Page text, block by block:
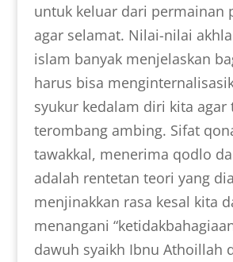
untuk keluar dari permainan
agar selamat. Nilai-nilai
islam banyak menjelaskan
harus bisa
syukur kedalam diri kita agar
terombang ambing. Sifat
tawakkal, menerima qodlo
adalah rentetan teori yang
menjinakkan rasa kesal kita
menangani
dawuh syaikh Ibnu Athoillah